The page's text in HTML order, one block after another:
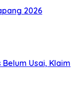
2026
Usai, Klaim